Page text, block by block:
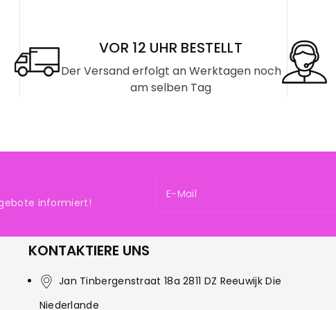
VOR 12 UHR BESTELLT
Der Versand erfolgt an Werktagen noch
am selben Tag
informiert!
E-Mail
KONTAKTIERE UNS
Jan Tinbergenstraat 18a 2811 DZ Reeuwijk Die
Niederlande